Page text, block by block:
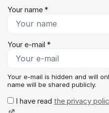
Your name *
Your e-mail *
Your e-mail is hidden and will
name will be shared publicly.
I have read the privacy